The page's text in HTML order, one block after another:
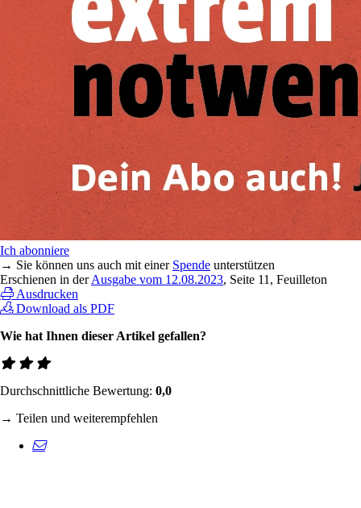
Ich abonniere
→ Sie können uns auch mit einer Spende unterstützen
Erschienen in derAusgabe vom 12.08.2023, Seite 11, Feuilleton
Ausdrucken
Download als PDF
Wie hat Ihnen dieser Artikel gefallen?
Durchschnittliche Bewertung: 0,0
→ Teilen und weiterempfehlen